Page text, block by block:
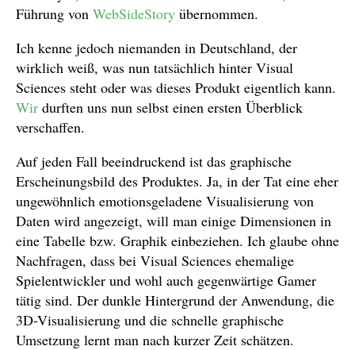
Führung von WebSideStory übernommen.
Ich kenne jedoch niemanden in Deutschland, der
wirklich weiß, was nun tatsächlich hinter Visual
Sciences steht oder was dieses Produkt eigentlich kann.
Wir durften uns nun selbst einen ersten Überblick
verschaffen.
Auf jeden Fall beeindruckend ist das graphische
Erscheinungsbild des Produktes. Ja, in der Tat eine eher
ungewöhnlich emotionsgeladene Visualisierung von
Daten wird angezeigt, will man einige Dimensionen in
eine Tabelle bzw. Graphik einbeziehen. Ich glaube ohne
Nachfragen, dass bei Visual Sciences ehemalige
Spielentwickler und wohl auch gegenwärtige Gamer
tätig sind. Der dunkle Hintergrund der Anwendung, die
3D-Visualisierung und die schnelle graphische
Umsetzung lernt man nach kurzer Zeit schätzen.